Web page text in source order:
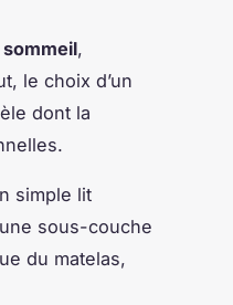
sommeil,
le choix d’un
dont la
simple lit
sous-couche
du matelas,